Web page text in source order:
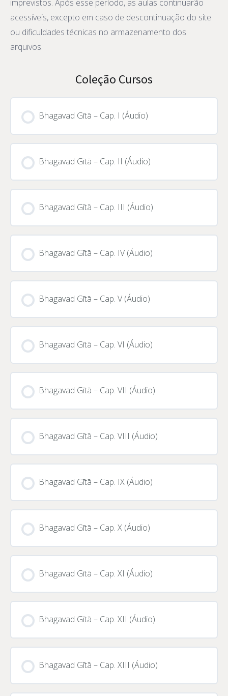
imprevistos. Após esse período, as aulas continuarão
acessíveis, excepto em caso de descontinuação do site
ou dificuldades técnicas no armazenamento dos
arquivos.
Coleção Cursos
Bhagavad Gītā – Cap. I (Áudio)
0% CONCLUÍDO 0/0 Passos
Bhagavad Gītā – Cap. II (Áudio)
0% CONCLUÍDO 0/0 Passos
Bhagavad Gītā – Cap. III (Áudio)
0% CONCLUÍDO 0/0 Passos
Bhagavad Gītā – Cap. IV (Áudio)
0% CONCLUÍDO 0/0 Passos
Bhagavad Gītā – Cap. V (Áudio)
0% CONCLUÍDO 0/0 Passos
Bhagavad Gītā – Cap. VI (Áudio)
0% CONCLUÍDO 0/0 Passos
Bhagavad Gītā – Cap. VII (Áudio)
0% CONCLUÍDO 0/0 Passos
Bhagavad Gītā – Cap. VIII (Áudio)
0% CONCLUÍDO 0/0 Passos
Bhagavad Gītā – Cap. IX (Áudio)
0% CONCLUÍDO 0/0 Passos
Bhagavad Gītā – Cap. X (Áudio)
0% CONCLUÍDO 0/0 Passos
Bhagavad Gītā – Cap. XI (Áudio)
0% CONCLUÍDO 0/0 Passos
Bhagavad Gītā – Cap. XII (Áudio)
0% CONCLUÍDO 0/0 Passos
Bhagavad Gītā – Cap. XIII (Áudio)